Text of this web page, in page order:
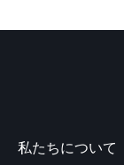
私たちについて